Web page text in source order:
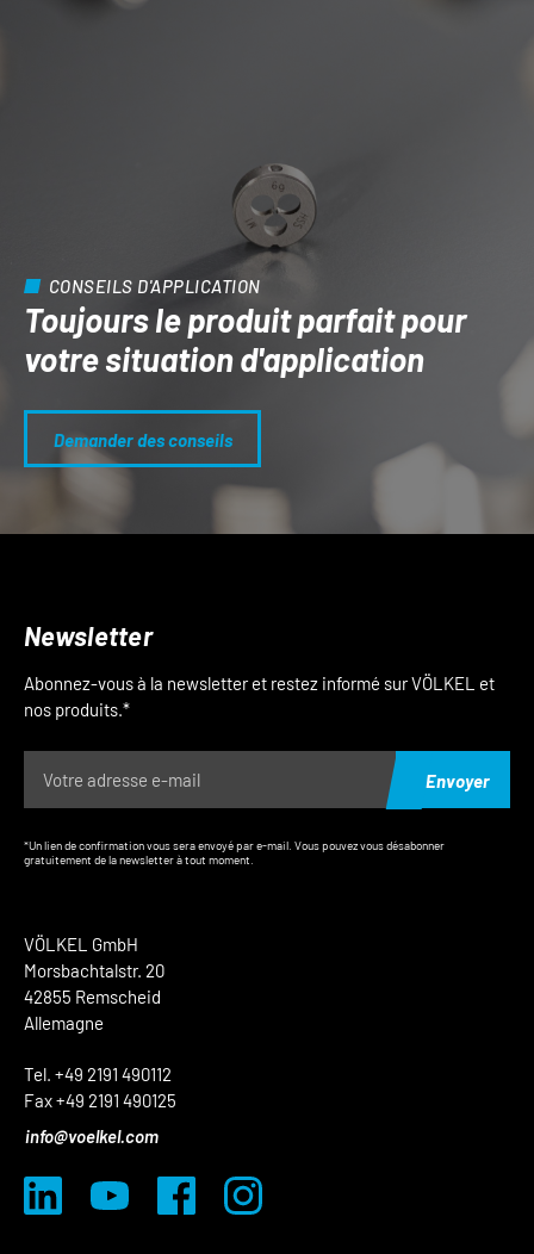
CONSEILS D'APPLICATION
Toujours le produit parfait pour
votre situation d'application
Demander des conseils
VÖLKEL GmbH
Morsbachtalstr. 20
42855 Remscheid
Allemagne
Tel. +49 2191 490112
Fax +49 2191 490125
info@voelkel.com
Newsletter
Abonnez-vous à la newsletter et restez informé sur VÖLKEL et
nos produits.*
Envoyer
*Un lien de confirmation vous sera envoyé par e-mail. Vous pouvez vous désabonner
gratuitement de la newsletter à tout moment.